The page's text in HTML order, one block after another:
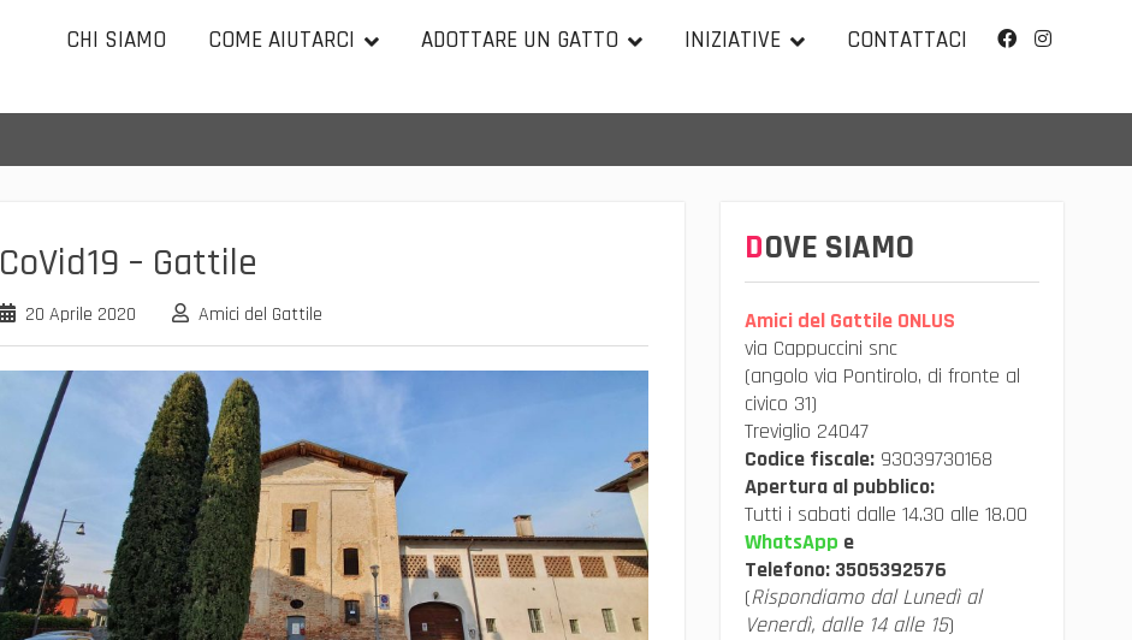
CHI SIAMO COME AIUTARCI ADOTTARE UN GATTO INIZIATIVE CONTATTACI
CoVid19 – Gattile
20 Aprile 2020 Amici del Gattile
DOVE SIAMO
Amici del Gattile ONLUS
via Cappuccini snc
(angolo via Pontirolo, di fronte al
civico 31)
Treviglio 24047
Codice fiscale: 93039730168
Apertura al pubblico:
Tutti i sabati dalle 14.30 alle 18.00
WhatsApp e
Telefono: 3505392576
(Rispondiamo dal Lunedì al
Venerdì, dalle 14 alle 15)